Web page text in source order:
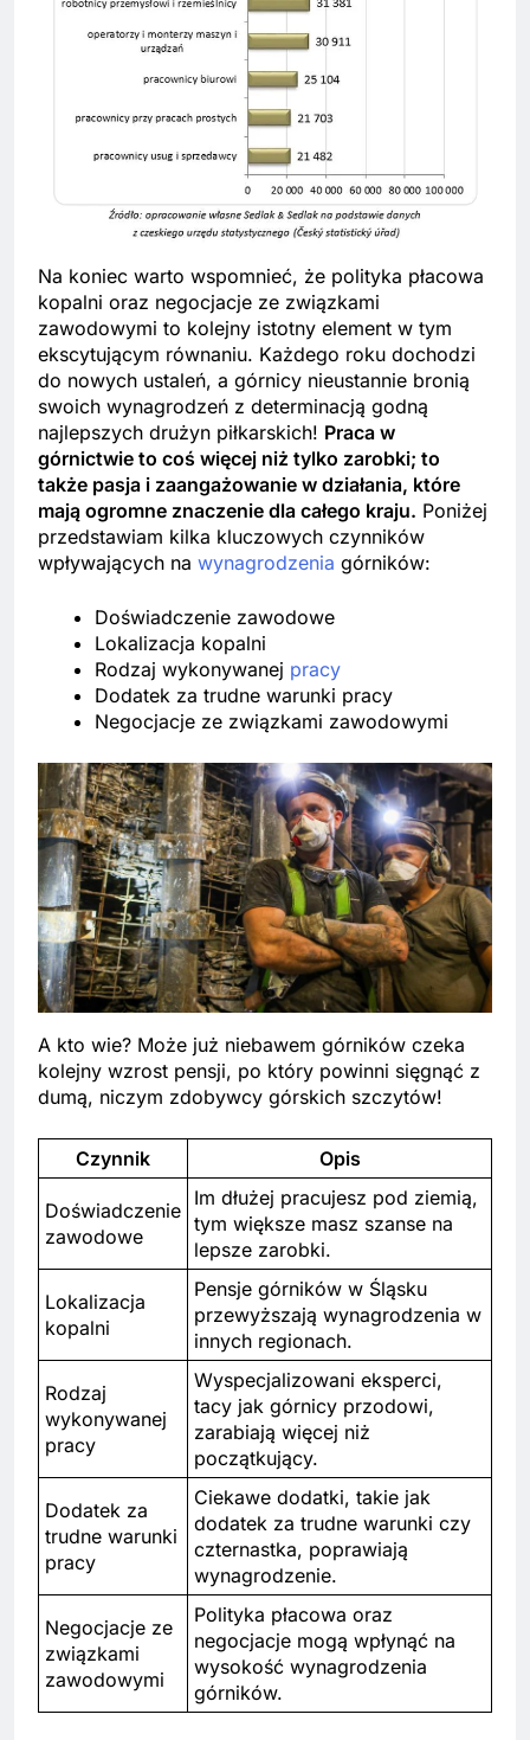
Na koniec warto wspomnieć, że polityka płacowa
kopalni oraz negocjacje ze związkami
zawodowymi to kolejny istotny element w tym
ekscytującym równaniu. Każdego roku dochodzi
do nowych ustaleń, a górnicy nieustannie bronią
swoich wynagrodzeń z determinacją godną
najlepszych drużyn piłkarskich! Praca w
górnictwie to coś więcej niż tylko zarobki; to
także pasja i zaangażowanie w działania, które
mają ogromne znaczenie dla całego kraju. Poniżej
przedstawiam kilka kluczowych czynników
wpływających na wynagrodzenia górników:
Doświadczenie zawodowe
Lokalizacja kopalni
Rodzaj wykonywanej pracy
Dodatek za trudne warunki pracy
Negocjacje ze związkami zawodowymi
A kto wie? Może już niebawem górników czeka
kolejny wzrost pensji, po który powinni sięgnąć z
dumą, niczym zdobywcy górskich szczytów!
Czynnik Opis
Doświadczenie
zawodowe
Im dłużej pracujesz pod ziemią,
tym większe masz szanse na
lepsze zarobki.
Lokalizacja
kopalni
Pensje górników w Śląsku
przewyższają wynagrodzenia w
innych regionach.
Rodzaj
wykonywanej
pracy
Wyspecjalizowani eksperci,
tacy jak górnicy przodowi,
zarabiają więcej niż
początkujący.
Dodatek za
trudne warunki
pracy
Ciekawe dodatki, takie jak
dodatek za trudne warunki czy
czternastka, poprawiają
wynagrodzenie.
Negocjacje ze
związkami
zawodowymi
Polityka płacowa oraz
negocjacje mogą wpłynąć na
wysokość wynagrodzenia
górników.